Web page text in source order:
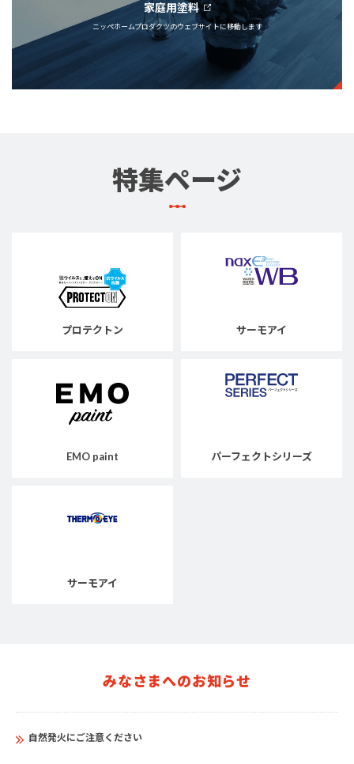
家庭用塗料
ニッペホームプロダクツのウェブサイトに移動します
特集ページ
プロテクトン サーモアイ
EMO paint パーフェクトシリーズ
サーモアイ
みなさまへのお知らせ
自然発火にご注意ください